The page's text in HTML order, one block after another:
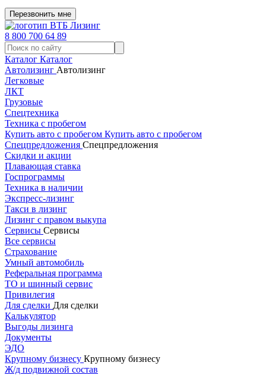
Перезвонить мне
8 800 700 64 89
Каталог Каталог
Автолизинг Автолизинг
Легковые
ЛКТ
Грузовые
Спецтехника
Техника с пробегом
Купить авто с пробегом Купить авто с пробегом
Спецпредложения Спецпредложения
Скидки и акции
Плавающая ставка
Госпрограммы
Техника в наличии
Экспресс-лизинг
Такси в лизинг
Лизинг с правом выкупа
Сервисы Сервисы
Все сервисы
Страхование
Умный автомобиль
Реферальная программа
ТО и шинный сервис
Привилегия
Для сделки Для сделки
Калькулятор
Выгоды лизинга
Документы
ЭДО
Крупному бизнесу Крупному бизнесу
Ж/д подвижной состав